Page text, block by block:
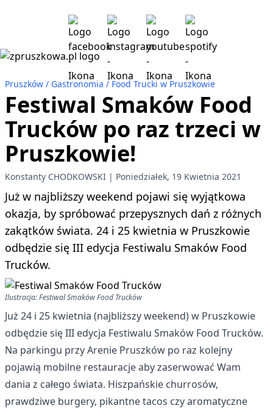
Pruszków Gastronomia Food Trucki w Pruszkowie
Festiwal Smaków Food
Trucków po raz trzeci w
Pruszkowie!
Konstanty CHODKOWSKI Poniedziałek, 19 Kwietnia 2021
Już w najbliższy weekend pojawi się wyjątkowa
okazja, by spróbować przepysznych dań z różnych
zakątków świata. 24 i 25 kwietnia w Pruszkowie
odbędzie się III edycja Festiwalu Smaków Food
Trucków.
Ilustracja: Festiwal Smaków Food Trucków
Już 24 i 25 kwietnia (najbliższy weekend) w Pruszkowie
odbędzie się III edycja Festiwalu Smaków Food Trucków.
Na parkingu przy Arenie Pruszków po raz kolejny
pojawią mobilne restauracje aby zaserwować Wam
dania z całego świata. Hiszpańskie churrosów,
prawdziwe burgery, pikantne tacos czy aromatyczne